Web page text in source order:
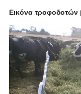
Εικόνα τροφοδοτών